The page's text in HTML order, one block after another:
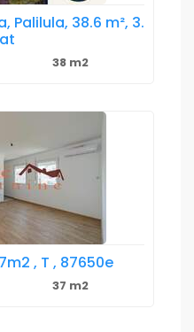
Palilula, 38.6 m², 3.
38 m2
, T , 87650e
37 m2